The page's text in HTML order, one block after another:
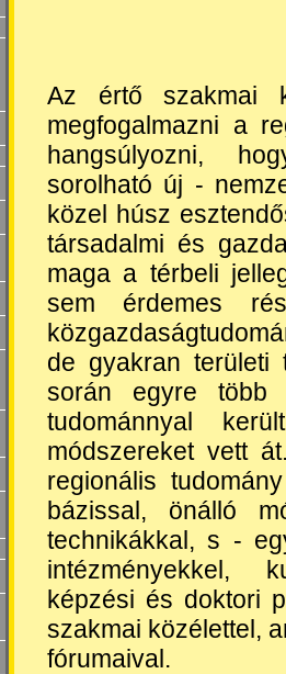
Az értő szakmai
megfogalmazni a
hangsúlyozni,
sorolható új -
közel húsz
társadalmi és
maga a térbeli
sem érdemes
de gyakran területi
során egyre több
tudománnyal
módszereket vett
regionális
bázissal, önálló
technikákkal, s -
intézményekkel,
képzési és doktori
szakmai közélettel,
fórumaival.